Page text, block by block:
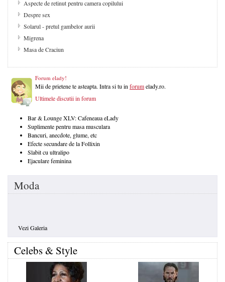
Aspecte de retinut pentru camera copilului
Despre sex
Solarul - pretul gambelor aurii
Migrena
Masa de Craciun
Forum elady!
Mii de prietene te asteapta. Intra si tu in forumelady.ro.
Ultimele discutii in forum
Bar & Lounge XLV: Cafeneaua eLady
Suplimente pentru masa musculara
Bancuri, anecdote, glume, etc
Efecte secundare de la Follixin
Slabit cu ultralipo
Ejaculare feminina
Moda
Vezi Galeria
Celebs & Style